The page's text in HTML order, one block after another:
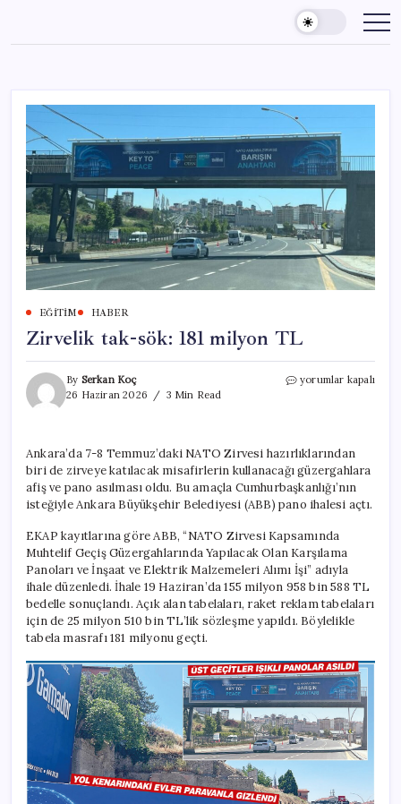
content
EĞITIM HABER
Zirvelik tak-sök: 181 milyon TL
By Serkan Koç
26 Haziran 2026
3 Min Read
Zirvelik
TL
için
yorumlar kapalı
Ankara’da 7-8 Temmuz’daki NATO Zirvesi hazırlıklarından
biri de zirveye katılacak misafirlerin kullanacağı güzergahlara
afiş ve pano asılması oldu. Bu amaçla Cumhurbaşkanlığı’nın
isteğiyle Ankara Büyükşehir Belediyesi (ABB) pano ihalesi açtı.
EKAP kayıtlarına göre ABB, “NATO Zirvesi Kapsamında
Muhtelif Geçiş Güzergahlarında Yapılacak Olan Karşılama
Panoları ve İnşaat ve Elektrik Malzemeleri Alımı İşi” adıyla
ihale düzenledi. İhale 19 Haziran’da 155 milyon 958 bin 588 TL
bedelle sonuçlandı. Açık alan tabelaları, raket reklam tabelaları
için de 25 milyon 510 bin TL’lik sözleşme yapıldı. Böylelikle
tabela masrafı 181 milyonu geçti.